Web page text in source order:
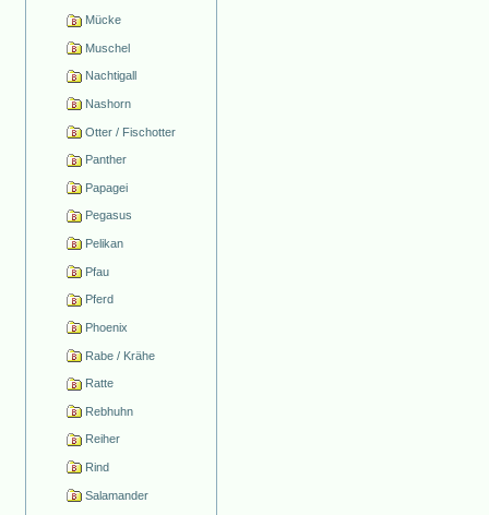
Mücke
Muschel
Nachtigall
Nashorn
Otter / Fischotter
Panther
Papagei
Pegasus
Pelikan
Pfau
Pferd
Phoenix
Rabe / Krähe
Ratte
Rebhuhn
Reiher
Rind
Salamander